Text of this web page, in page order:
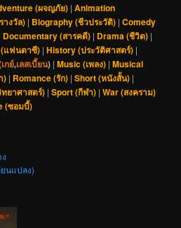
(ผจญภัย) |Animation
างวัล) | Biography (ชีวประวัติ) |Comedy
Documentary (สารคดี) | Drama (ชีวิต) |
แฟนตาซี) |History (ประวัติศาสตร์) |
เกย์,เลสเบี้ยน) |Music (เพลง) |Musical
) | Romance (รัก) |Short (หนังสั้น) |
ยาศาสตร์) |Sport (กีฬา) |War (สงคราม)
(ซอมบี้)
นแปลง)